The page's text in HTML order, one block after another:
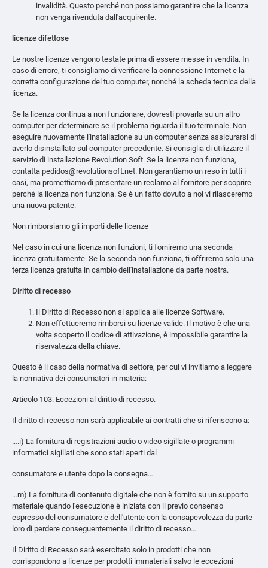
invalidità. Questo perché non possiamo garantire che la licenza
non venga rivenduta dall'acquirente.
licenze difettose
Le nostre licenze vengono testate prima di essere messe in vendita. In
caso di errore, ti consigliamo di verificare la connessione Internet e la
corretta configurazione del tuo computer, nonché la scheda tecnica della
licenza.
Se la licenza continua a non funzionare, dovresti provarla su un altro
computer per determinare se il problema riguarda il tuo terminale. Non
eseguire nuovamente l'installazione su un computer senza assicurarsi di
averlo disinstallato sul computer precedente. Si consiglia di utilizzare il
servizio di installazione Revolution Soft. Se la licenza non funziona,
contatta pedidos@revolutionsoft.net. Non garantiamo un reso in tutti i
casi, ma promettiamo di presentare un reclamo al fornitore per scoprire
perché la licenza non funziona. Se è un fatto dovuto a noi vi rilasceremo
una nuova patente.
Non rimborsiamo gli importi delle licenze
Nel caso in cui una licenza non funzioni, ti forniremo una seconda
licenza gratuitamente. Se la seconda non funziona, ti offriremo solo una
terza licenza gratuita in cambio dell'installazione da parte nostra.
Diritto di recesso
Il Diritto di Recesso non si applica alle licenze Software.
Non effettueremo rimborsi su licenze valide. Il motivo è che una
volta scoperto il codice di attivazione, è impossibile garantire la
riservatezza della chiave.
Questo è il caso della normativa di settore, per cui vi invitiamo a leggere
la normativa dei consumatori in materia:
Articolo 103. Eccezioni al diritto di recesso.
Il diritto di recesso non sarà applicabile ai contratti che si riferiscono a:
….i) La fornitura di registrazioni audio o video sigillate o programmi
informatici sigillati che sono stati aperti dal
consumatore e utente dopo la consegna…
…m) La fornitura di contenuto digitale che non è fornito su un supporto
materiale quando l'esecuzione è iniziata con il previo consenso
espresso del consumatore e dell'utente con la consapevolezza da parte
loro di perdere conseguentemente il diritto di recesso…
Il Diritto di Recesso sarà esercitato solo in prodotti che non
corrispondono a licenze per prodotti immateriali salvo le eccezioni